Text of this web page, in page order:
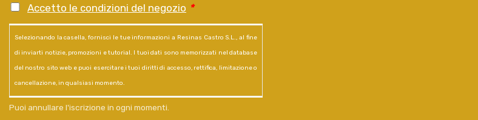
Accetto le condizioni del negozio *
Selezionando la casella, fornisci le tue informazioni a Resinas Castro S.L., al fine
di inviarti notizie, promozioni e tutorial. I tuoi dati sono memorizzati nel database
del nostro sito web e puoi esercitare i tuoi diritti di accesso, rettifica, limitazione o
cancellazione, in qualsiasi momento.
Puoi annullare l'iscrizione in ogni momenti.